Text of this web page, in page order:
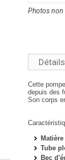
Photos non
Cette
depuis des
Son corps
Matière
Tube
Bec